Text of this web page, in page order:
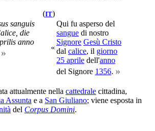
(IT)
sanguis
die
anno
» «
Qui fu asperso del
sangue di nostro
Signore Gesù Cristo
dal calice, il giorno
25 aprile dell'anno
del Signore 1356. »
attualmente nella cattedrale cittadina,
Assunta e a San Giuliano; viene esposta in
del Corpus Domini.